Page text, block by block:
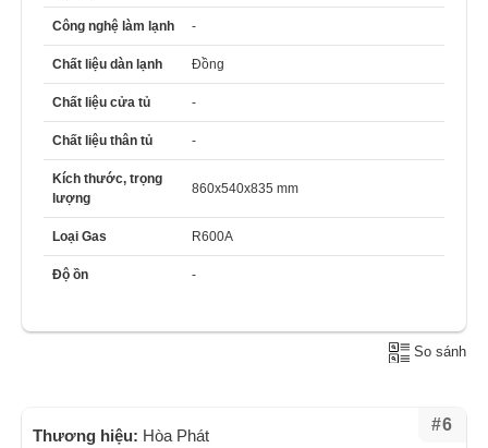
Công nghệ làm lạnh -
Chất liệu dàn lạnh Đồng
Chất liệu cửa tủ -
Chất liệu thân tủ -
Kích thước, trọng
lượng
860x540x835 mm
Loại Gas R600A
Độ ồn -
So sánh
#6
Thương hiệu: Hòa Phát